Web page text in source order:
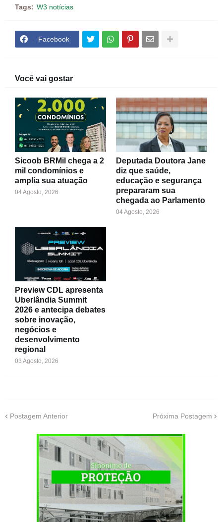
Tags: W3 notícias
Facebook
Você vai gostar
Sicoob BRMil chega a 2
mil condomínios e
amplia sua atuação
04 Agosto, 2026
Deputada Doutora Jane
diz que saúde,
educação e segurança
prepararam sua
chegada ao Parlamento
04 Agosto, 2026
Preview CDL apresenta
Uberlândia Summit
2026 e antecipa debates
sobre inovação,
negócios e
desenvolvimento
regional
03 Agosto, 2026
Postagem Anterior Próxima Postagem